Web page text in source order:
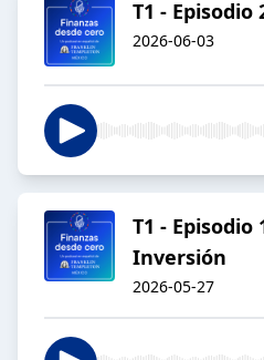
T1 - Episodio
2026-06-03
T1 - Episodio
Inversión
2026-05-27